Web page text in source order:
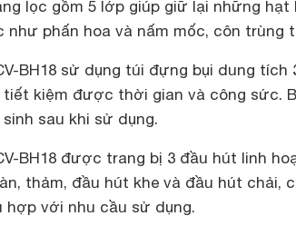
lọc gồm 5 lớp giúp giữ lại những hạt
phấn hoa và nấm mốc, côn trùng
BH18 sử dụng túi đựng bụi dung tích
tiết kiệm được thời gian và công sức.
sau khi sử dụng.
BH18 được trang bị 3 đầu hút linh
thảm, đầu hút khe và đầu hút chải,
hợp với nhu cầu sử dụng.